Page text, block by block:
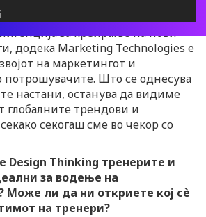
на употребата на
за креирање на нови
додека Marketing Technologies е
на маркетингот и
потрошувачите. Што се однесува
настани, останува да видиме
глобалните трендови и
секогаш сме во чекор со
Design Thinking тренерите и
за водење на
Може ли да ни откриете кој сè
на тренери?